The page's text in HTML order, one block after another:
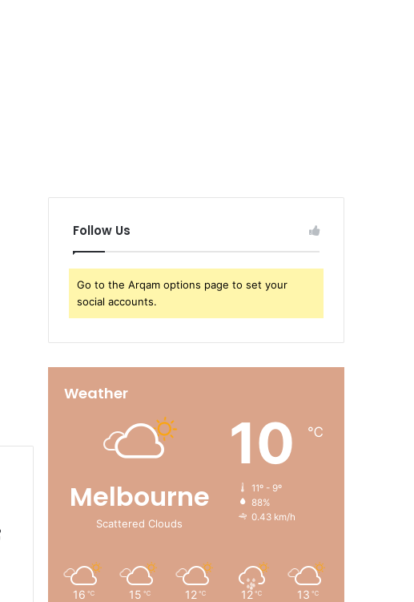
Follow Us
Go to the Arqam options page to set your
social accounts.
Weather
Melbourne
Scattered Clouds
10 ℃
11º - 9º
88%
0.43 km/h
16 ℃ 15 ℃ 12 ℃ 12 ℃ 13 ℃